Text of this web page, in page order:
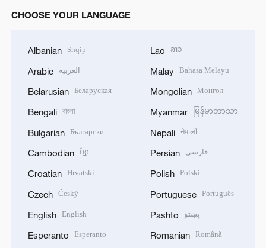
CHOOSE YOUR LANGUAGE
Albanian Shqip
Arabic العربية
Belarusian Беларуская
Bengali বাংলা
Bulgarian Български
Cambodian ខ្មែរ
Croatian Hrvatski
Czech Český
English English
Esperanto Esperanto
Lao ລາວ
Malay Bahasa Melayu
Mongolian Монгол
Myanmar မြန်မာဘာသာ
Nepali नेपाली
Persian فارسی
Polish Polski
Portuguese Português
Pashto پښتو
Romanian Română